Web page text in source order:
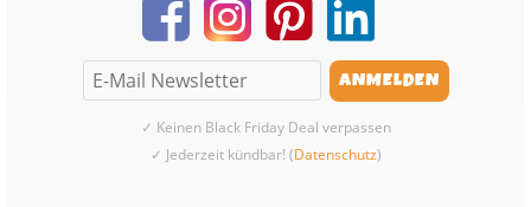
✓ Keinen Black Friday Deal verpassen
✓ Jederzeit kündbar! (Datenschutz)